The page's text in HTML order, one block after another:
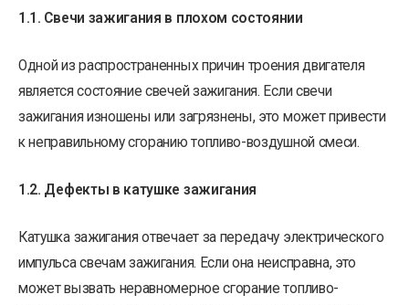
1.1. Свечи зажигания в плохом состоянии
Одной из распространенных причин троения двигателя
является состояние свечей зажигания. Если свечи
зажигания изношены или загрязнены, это может привести
к неправильному сгоранию топливо-воздушной смеси.
1.2. Дефекты в катушке зажигания
Катушка зажигания отвечает за передачу электрического
импульса свечам зажигания. Если она неисправна, это
может вызвать неравномерное сгорание топливо-